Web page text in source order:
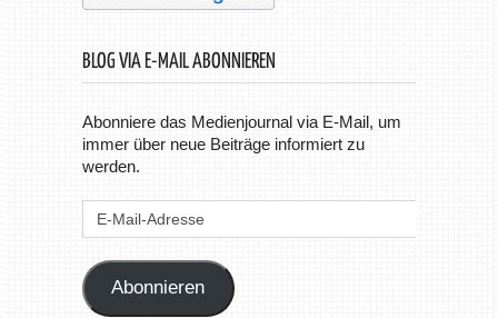
BLOG VIA E-MAIL ABONNIEREN
Abonniere das Medienjournal via E-Mail, um
immer über neue Beiträge informiert zu
werden.
Abonnieren